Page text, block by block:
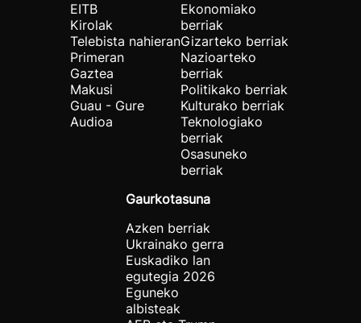
EITB
Kirolak
Telebista nahieran
Primeran
Gaztea
Makusi
Guau - Gure
Audioa
Ekonomiako
berriak
Gizarteko berriak
Nazioarteko
berriak
Politikako berriak
Kulturako berriak
Teknologiako
berriak
Osasuneko
berriak
Gaurkotasuna
Azken berriak
Ukrainako gerra
Euskadiko lan
egutegia 2026
Eguneko
albisteak